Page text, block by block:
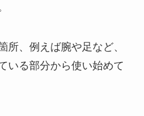
所、例えば腕や足など、
いる部分から使い始めて